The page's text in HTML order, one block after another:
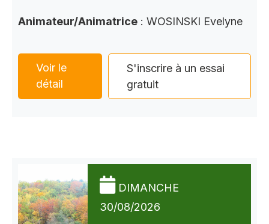
Animateur/Animatrice : WOSINSKI Evelyne
Voir le
détail
S'inscrire à un essai
gratuit
DIMANCHE
30/08/2026